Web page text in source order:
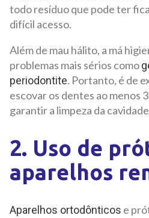
todo resíduo que pode ter
difícil acesso.
Além de mau hálito, a má
problemas mais sérios como
periodontite. Portanto, é de
escovar os dentes ao menos
garantir a limpeza da
2. Uso de
aparelhos
Aparelhos ortodônticos e